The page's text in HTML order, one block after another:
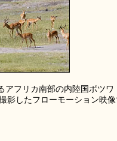
アフリカ南部の内陸国ボツワ
影したフローモーション映